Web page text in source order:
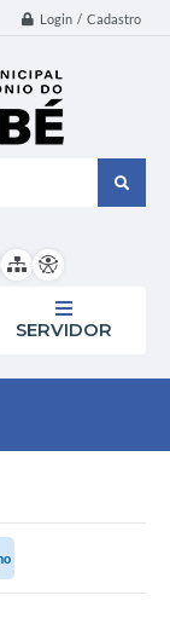
Login / Cadastro
SERVIDOR